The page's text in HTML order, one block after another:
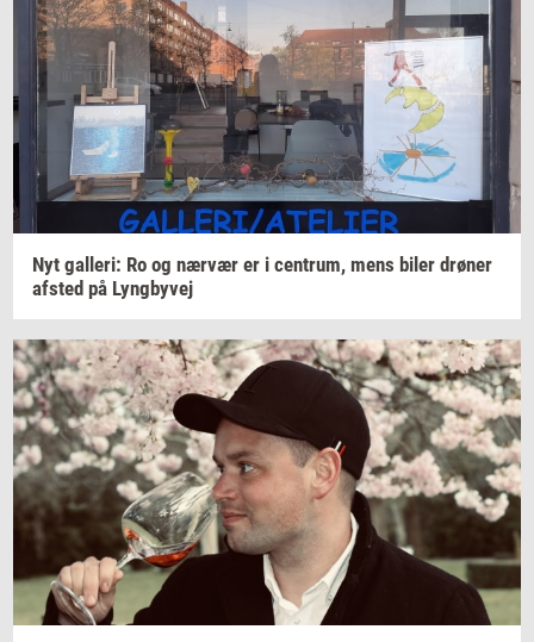
Nyt gal­le­ri: Ro og nær­vær er i cen­trum, mens biler drø­ner
af­sted på Lyng­by­vej